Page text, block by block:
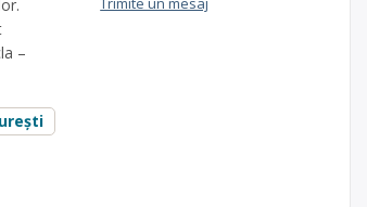
–